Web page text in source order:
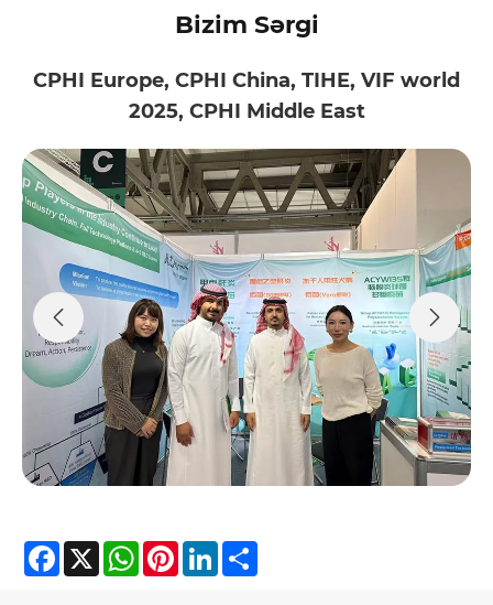
Bizim Sərgi
CPHI Europe, CPHI China, TIHE, VIF world
2025, CPHI Middle East
 
Facebook
X WhatsAppPinterestLinkedIn